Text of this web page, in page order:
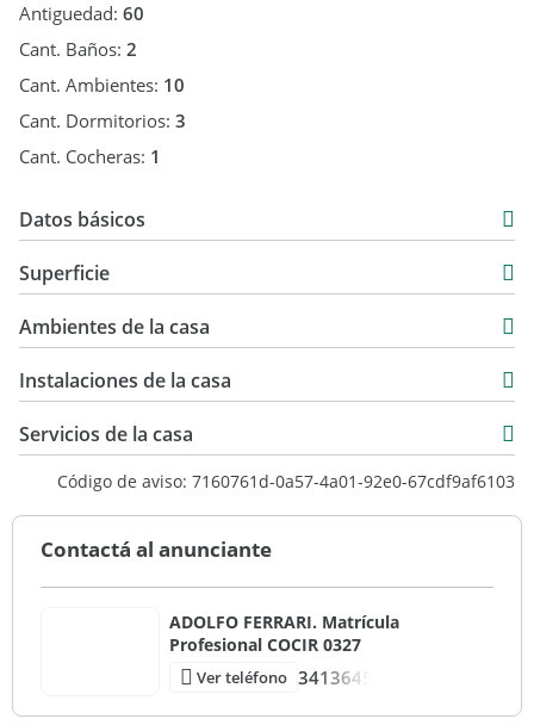
Antiguedad: 60
Cant. Baños: 2
Cant. Ambientes: 10
Cant. Dormitorios: 3
Cant. Cocheras: 1
Datos básicos
USD 65.000
Superficie
215 m2
50 m2
Ambientes de la casa
Instalaciones de la casa
Servicios de la casa
Código de aviso: 7160761d-0a57-4a01-92e0-67cdf9af6103
Contactá al anunciante
ADOLFO FERRARI. Matrícula
Profesional COCIR 0327
Ver teléfono 3413645